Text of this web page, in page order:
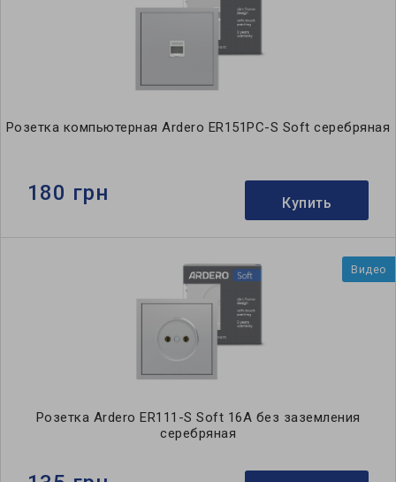
Розетка компьютерная Ardero ER151PC-S Soft серебряная
180 грн Купить
Видео
Розетка Ardero ER111-S Soft 16А без заземления
серебряная